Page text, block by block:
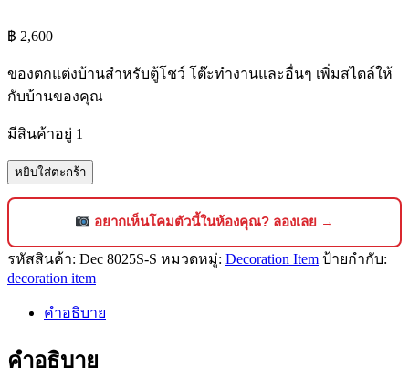
฿ 2,600
ของตกแต่งบ้านสำหรับตู้โชว์ โต๊ะทำงานและอื่นๆ เพิ่มสไตล์ให้
กับบ้านของคุณ
มีสินค้าอยู่ 1
จำนวน
โชว์
ตกแต่ง
บ้าน
(เซ็ต
2
หยิบใส่ตะกร้า
อยากเห็นโคมตัวนี้ในห้องคุณ? ลองเลย →
รหัสสินค้า: Dec 8025S-S หมวดหมู่: Decoration Item ป้ายกำกับ:
decoration item
คำอธิบาย
คำอธิบาย